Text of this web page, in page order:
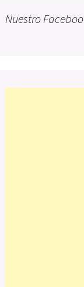
Nuestro